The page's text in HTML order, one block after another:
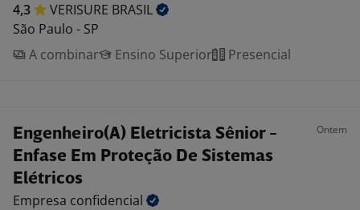
4,3 VERISURE BRASIL
São Paulo - SP
A combinar
Ensino Superior Presencial
Engenheiro(A) Eletricista Sênior -
Enfase Em Proteção De Sistemas
Elétricos
Ontem
Empresa confidencial